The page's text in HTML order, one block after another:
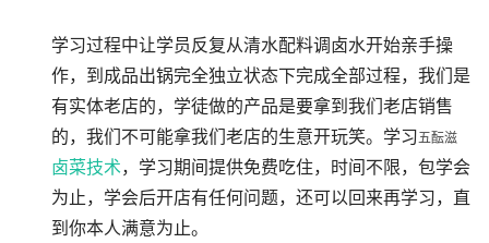
学习过程中让学员反复从清水配料调卤水开始亲手操
作，到成品出锅完全独立状态下完成全部过程，我们是
有实体老店的，学徒做的产品是要拿到我们老店销售
的，我们不可能拿我们老店的生意开玩笑。学习五酝滋
卤菜技术，学习期间提供免费吃住，时间不限，包学会
为止，学会后开店有任何问题，还可以回来再学习，直
到你本人满意为止。